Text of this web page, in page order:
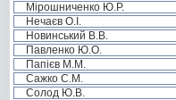
Мірошниченко Ю.Р.
Нечаєв О.І.
Новинський В.В.
Павленко Ю.О.
Папієв М.М.
Сажко С.М.
Солод Ю.В.